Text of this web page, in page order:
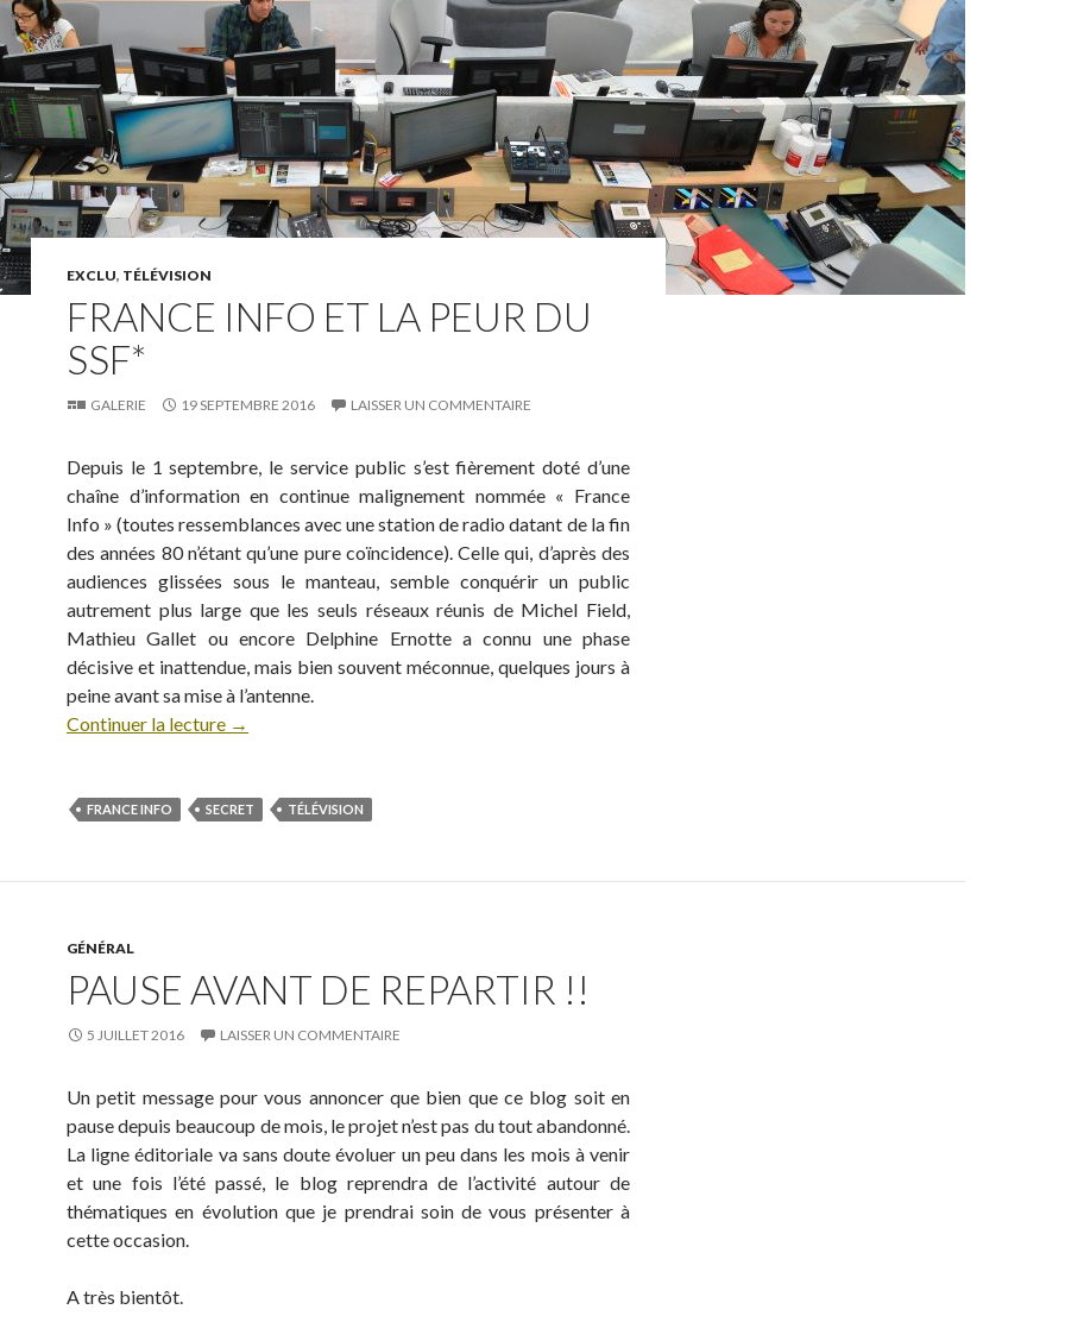
EXCLU, TÉLÉVISION
FRANCE INFO ET LA PEUR DU
SSF*
GALERIE 19 SEPTEMBRE 2016 LAISSER UN COMMENTAIRE
Depuis le 1 septembre, le service public s’est fièrement doté d’une
chaîne d’information en continue malignement nommée « France
Info » (toutes ressemblances avec une station de radio datant de la fin
des années 80 n’étant qu’une pure coïncidence). Celle qui, d’après des
audiences glissées sous le manteau, semble conquérir un public
autrement plus large que les seuls réseaux réunis de Michel Field,
Mathieu Gallet ou encore Delphine Ernotte a connu une phase
décisive et inattendue, mais bien souvent méconnue, quelques jours à
peine avant sa mise à l’antenne.
Continuer la lecture →
FRANCE INFO SECRET TÉLÉVISION
GÉNÉRAL
PAUSE AVANT DE REPARTIR !!
5 JUILLET 2016 LAISSER UN COMMENTAIRE
Un petit message pour vous annoncer que bien que ce blog soit en
pause depuis beaucoup de mois, le projet n’est pas du tout abandonné.
La ligne éditoriale va sans doute évoluer un peu dans les mois à venir
et une fois l’été passé, le blog reprendra de l’activité autour de
thématiques en évolution que je prendrai soin de vous présenter à
cette occasion.
A très bientôt.